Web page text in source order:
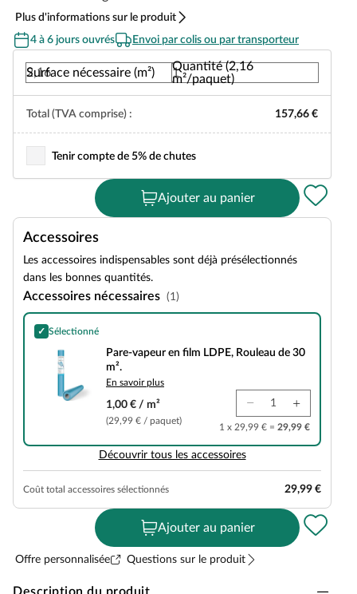
Plus d'informations sur le produit
4 à 6 jours ouvrés
Envoi par colis ou par transporteur
Surface nécessaire (m²)
Quantité (2,16
m²/paquet)
Total (TVA comprise) : 157,66 €
Tenir compte de 5% de chutes
Ajouter au panier
Accessoires
Les accessoires indispensables sont déjà présélectionnés
dans les bonnes quantités.
Accessoires nécessaires (1)
✓ Sélectionné
Pare-vapeur en film LDPE, Rouleau de 30 m².
Pare-vapeur en film LDPE, Rouleau de 30
m².
En savoir plus
1,00 € / m²
(29,99 € / paquet)
1 x 29,99 € = 29,99 €
Découvrir tous les accessoires
Coût total accessoires sélectionnés 29,99 €
Ajouter au panier
Offre personnalisée Questions sur le produit